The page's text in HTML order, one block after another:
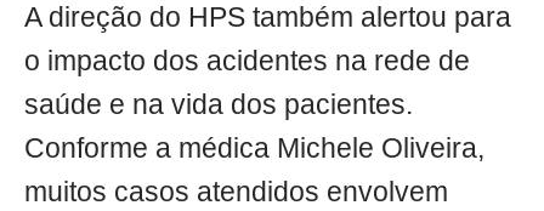
A direção do HPS também alertou para
o impacto dos acidentes na rede de
saúde e na vida dos pacientes.
Conforme a médica Michele Oliveira,
muitos casos atendidos envolvem